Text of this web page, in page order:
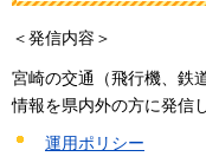
＜発信内容＞
宮崎の交通（飛行機、鉄
情報を県内外の方に発信
運用ポリシー